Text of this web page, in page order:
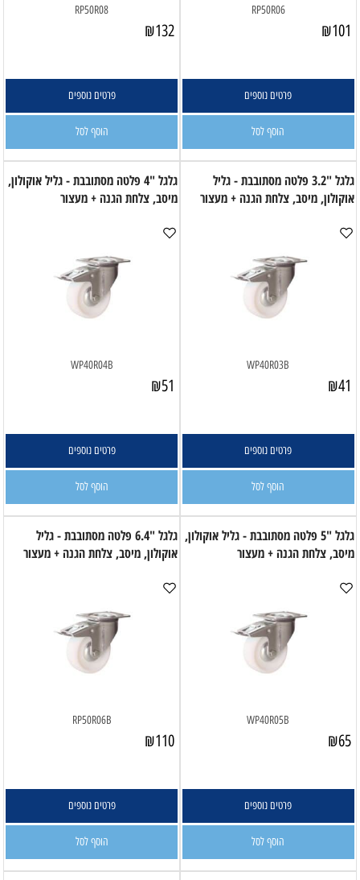
RP50R06
₪101
פרטים נוספים
הוסף לסל
RP50R08
₪132
פרטים נוספים
הוסף לסל
גלגל "3.2 פלטה מסתובבת - גליל
אוקולון, מיסב, צלחת הגנה + מעצור
WP40R03B
₪41
פרטים נוספים
הוסף לסל
גלגל "4 פלטה מסתובבת - גליל אוקולון,
מיסב, צלחת הגנה + מעצור
WP40R04B
₪51
פרטים נוספים
הוסף לסל
גלגל "5 פלטה מסתובבת - גליל אוקולון,
מיסב, צלחת הגנה + מעצור
WP40R05B
₪65
פרטים נוספים
הוסף לסל
גלגל "6.4 פלטה מסתובבת - גליל
אוקולון, מיסב, צלחת הגנה + מעצור
RP50R06B
₪110
פרטים נוספים
הוסף לסל